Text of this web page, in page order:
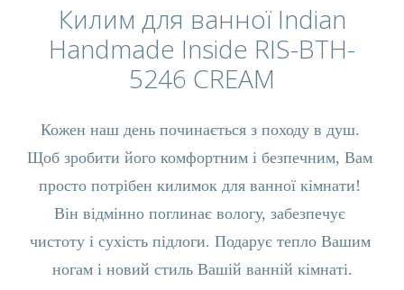
Килим для ванної Indian
Handmade Inside RIS-BTH-
5246 CREAM
Кожен наш день починається з походу в душ.
Щоб зробити його комфортним і безпечним, Вам
просто потрібен килимок для ванної кімнати!
Він відмінно поглинає вологу, забезпечує
чистоту і сухість підлоги. Подарує тепло Вашим
ногам і новий стиль Вашій ванній кімнаті.